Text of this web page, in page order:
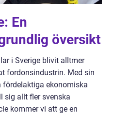
En
översikt
i Sverige blivit alltmer
fordonsindustrin. Med sin
ekonomiska
sig allt fler svenska
kommer vi att ge en